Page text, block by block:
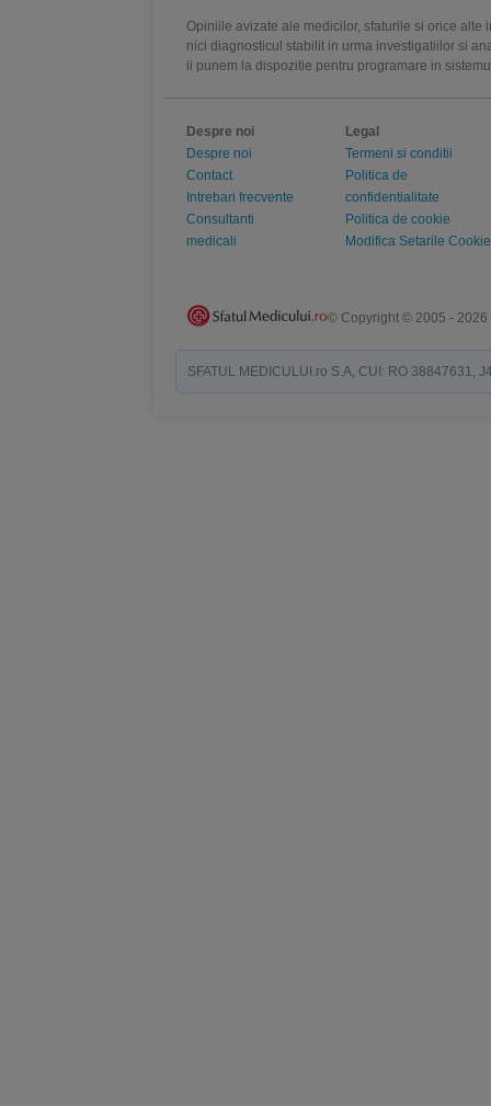
Opiniile avizate ale medicilor, sfaturile si orice
nici diagnosticul stabilit in urma investigatiilor si
ii punem la dispozitie pentru programare in
Despre noi
Despre noi
Contact
Intrebari frecvente
Consultanti
medicali
Legal
Termeni si conditii
Politica de
confidentialitate
Politica de cookie
Modifica Setarile Cookie
© Copyright © 2005 - 2026
SFATUL MEDICULUI.ro S.A, CUI: RO 38847631,